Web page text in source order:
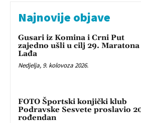
Najnovije objave
Gusari iz Komina i Crni Put
zajedno ušli u cilj 29. Maratona
Lađa
Nedjelja, 9. kolovoza 2026.
FOTO Športski konjički klub
Podravske Sesvete proslavio
rođendan